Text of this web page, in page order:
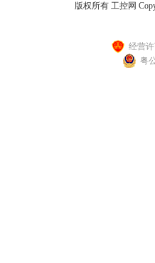
版权所有 工控网
经营
粤